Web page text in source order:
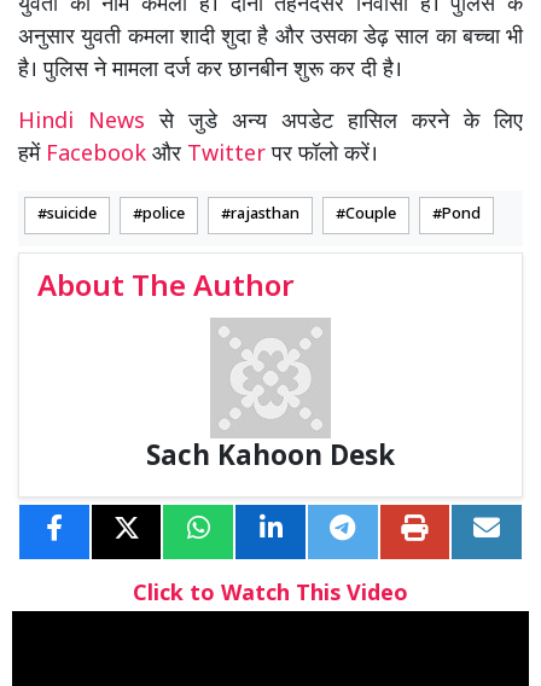
अनुसार युवती कमला शादी शुदा है और उसका डेढ़ साल का बच्चा भी
है। पुलिस ने मामला दर्ज कर छानबीन शुरू कर दी है।
Hindi Newsसे जुडे अन्य अपडेट हासिल करने के लिए
हमें Facebook और Twitterपर फॉलो करें।
suicide police rajasthan Couple Pond
About The Author
Sach Kahoon Desk
Click to Watch This Video